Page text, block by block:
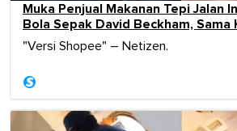
Muka Penjual Makanan Tepi Jalan
Bola Sepak David Beckham, Sama
"Versi Shopee" – Netizen.